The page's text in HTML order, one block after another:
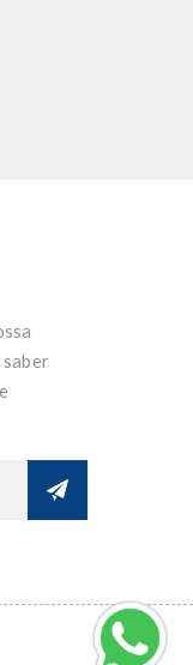
saber